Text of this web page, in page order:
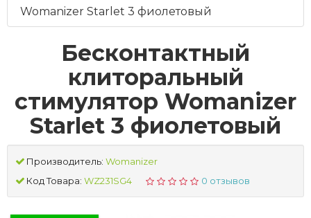
Womanizer Starlet 3 фиолетовый
Бесконтактный
клиторальный
стимулятор Womanizer
Starlet 3 фиолетовый
Производитель: Womanizer
Код Товара: WZ231SG4 0 отзывов